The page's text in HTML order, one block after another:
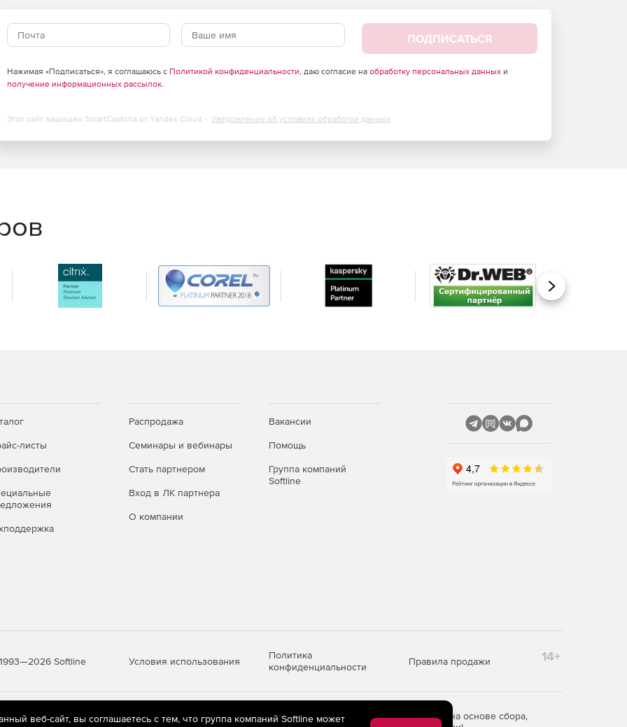
ПОДПИСАТЬСЯ
Нажимая «Подписаться», я соглашаюсь с Политикой конфиденциальности, даю согласие на обработку персональных данныхи
получение информационных рассылок.
Этот сайт защищен SmartCaptcha от Yandex Cloud - Уведомление об условиях обработки данных
Вперед
листы
Распродажа
Семинары и вебинары
Стать партнером
Вход в ЛК партнера
О компании
Вакансии
Помощь
Группа компаний
Softline
Softline Условия использования
Политика
конфиденциальности
Правила продажи 14+
рекомендательные технологии(информационные технологии предоставления информации на основе сбора,
веб-сайт, вы соглашаетесь с тем, что группа компаний Softline может